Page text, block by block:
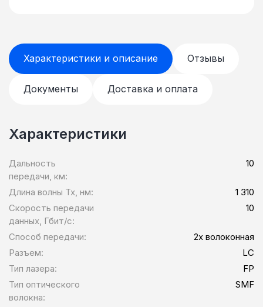
Характеристики и описание Отзывы
Документы Доставка и оплата
Характеристики
Дальность
передачи, км:
10
Длина волны Tx, нм:
1 310
Скорость передачи
данных, Гбит/c:
10
Способ передачи:
2х волоконная
Разъем:
LC
Тип лазера:
FP
Тип оптического
волокна:
SMF